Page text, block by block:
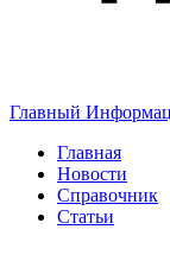
Главный
Главная
Новости
Справочник
Статьи